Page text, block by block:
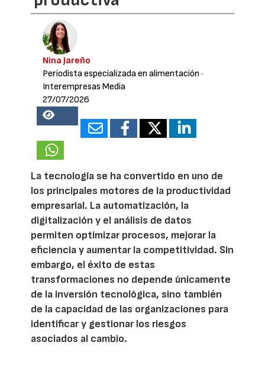
Nina Jareño
Periodista especializada en alimentación ·
Interempresas Media
27/07/2026
17863
La tecnología se ha convertido en uno de
los principales motores de la productividad
empresarial. La automatización, la
digitalización y el análisis de datos
permiten optimizar procesos, mejorar la
eficiencia y aumentar la competitividad. Sin
embargo, el éxito de estas
transformaciones no depende únicamente
de la inversión tecnológica, sino también
de la capacidad de las organizaciones para
identificar y gestionar los riesgos
asociados al cambio.